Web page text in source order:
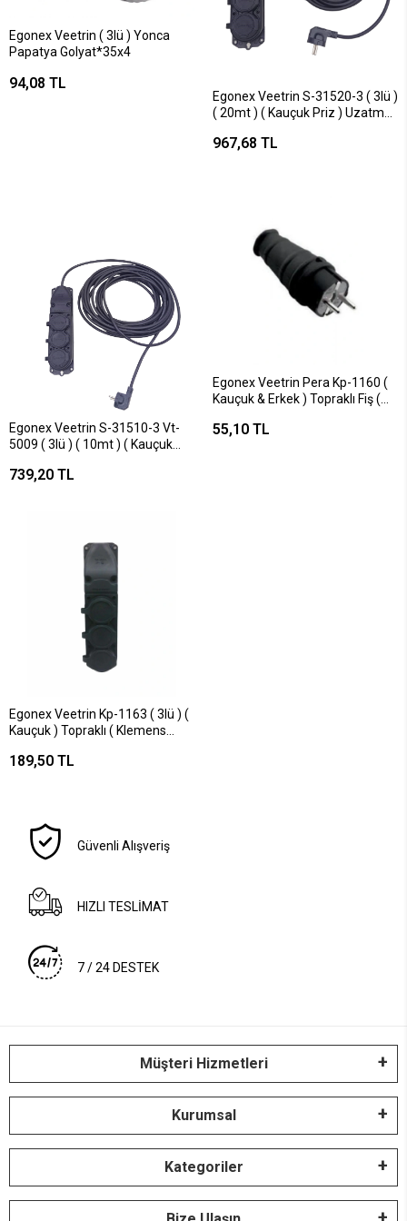
Egonex Veetrin ( 3lü ) Yonca
Papatya Golyat*35x4
94,08 TL
Egonex Veetrin S-31520-3 ( 3lü )
( 20mt ) ( Kauçuk Priz ) Uzatma
Şeffaf Pencereli Bez Çanta ) (
967,68 TL
Egonex Veetrin S-31510-3 Vt-
5009 ( 3lü ) ( 10mt ) ( Kauçuk
Cca Kablo ) ( Şeffaf Pencereli
739,20 TL
Egonex Veetrin Pera Kp-1160 (
Kauçuk & Erkek ) Topraklı Fiş (
55,10 TL
Egonex Veetrin Kp-1163 ( 3lü ) (
Kauçuk ) Topraklı ( Klemens
)*8x6
189,50 TL
Güvenli Alışveriş
HIZLI TESLİMAT
7 / 24 DESTEK
Müşteri Hizmetleri
Kurumsal
Kategoriler